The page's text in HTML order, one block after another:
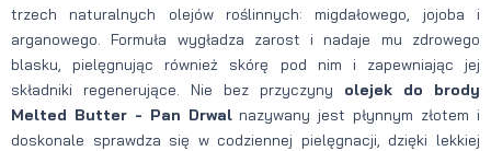
trzech naturalnych olejów roślinnych: migdałowego, jojoba i
arganowego. Formuła wygładza zarost i nadaje mu zdrowego
blasku, pielęgnując również skórę pod nim i zapewniając jej
składniki regenerujące. Nie bez przyczyny olejek do brody
Melted Butter - Pan Drwalnazywany jest płynnym złotem i
doskonale sprawdza się w codziennej pielęgnacji, dzięki lekkiej